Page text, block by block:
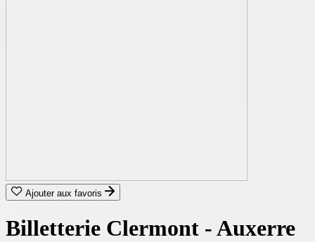
Ajouter aux favoris
Billetterie Clermont - Auxerre